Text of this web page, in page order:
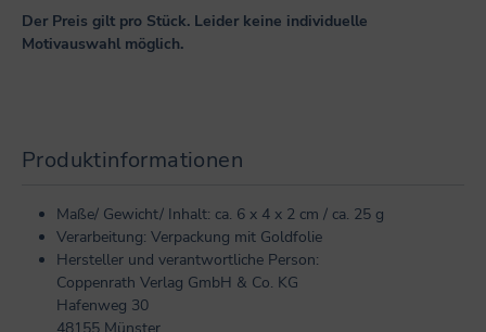
Der Preis gilt pro Stück. Leider keine individuelle
Motivauswahl möglich.
Produktinformationen
Maße/ Gewicht/ Inhalt: ca. 6 x 4 x 2 cm / ca. 25 g
Verarbeitung: Verpackung mit Goldfolie
Hersteller und verantwortliche Person:
Coppenrath Verlag GmbH & Co. KG
Hafenweg 30